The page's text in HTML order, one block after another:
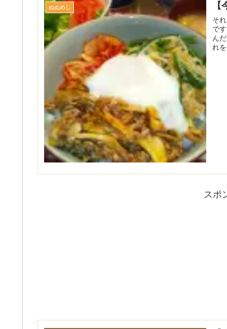
ぬぬめし
そ
で
ん
れ
スポ